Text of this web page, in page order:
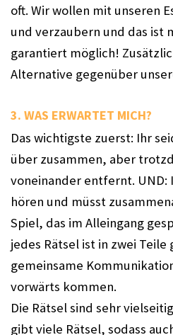
oft. Wir wollen mit unseren
und verzaubern und das ist
garantiert möglich!
Alternative gegenüber
3. WAS ERWARTET MICH?
Das wichtigste zuerst: Ihr
über zusammen, aber
voneinander entfernt.
hören und müsst
Spiel, das im Alleingang
jedes Rätsel ist in zwei
gemeinsame
vorwärts kommen.
Die Rätsel sind sehr
gibt viele Rätsel, sodass